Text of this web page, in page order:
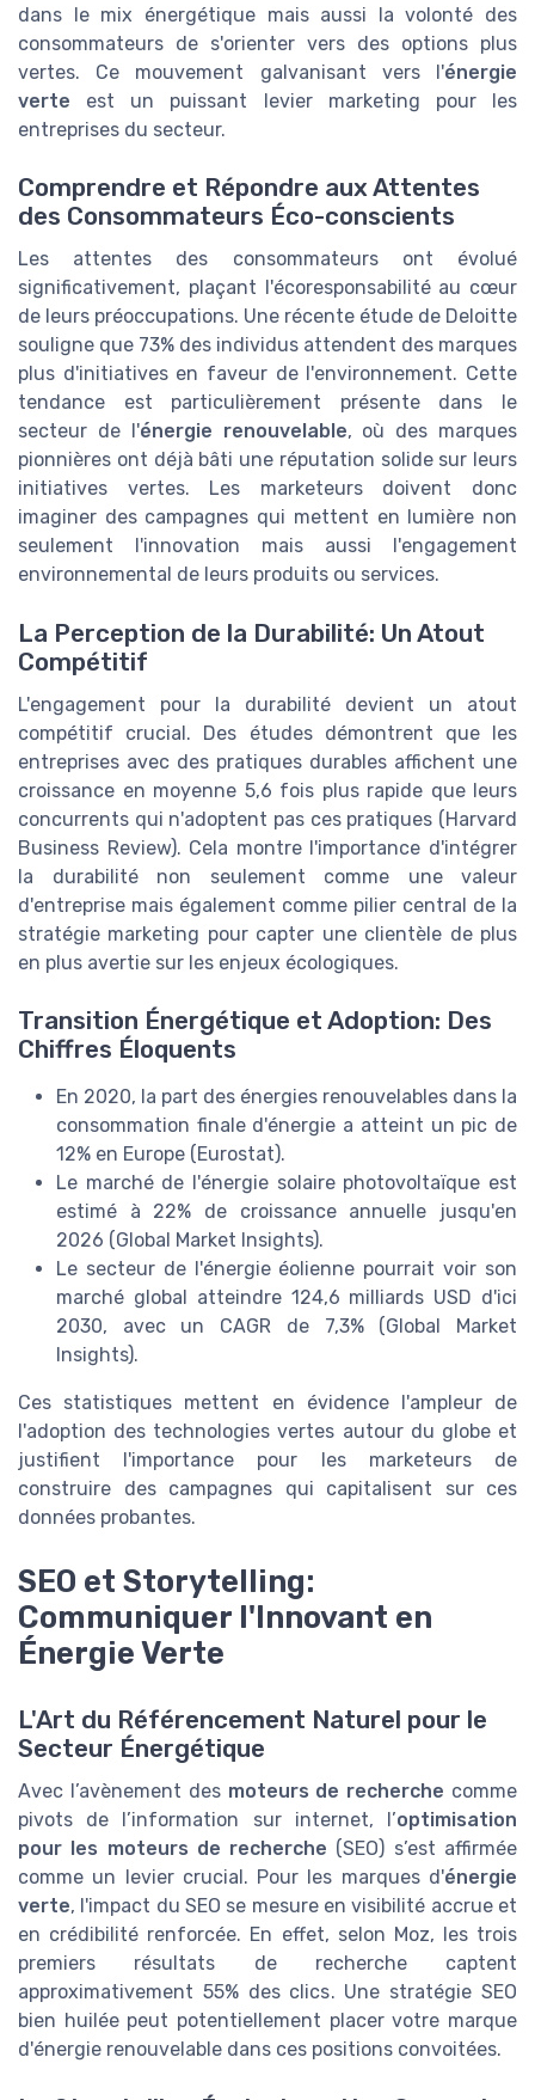
dans le mix énergétique mais aussi la volonté des
consommateurs de s'orienter vers des options plus
vertes. Ce mouvement galvanisant vers l'énergie
verte est un puissant levier marketing pour les
entreprises du secteur.
Comprendre et Répondre aux Attentes
des Consommateurs Éco-conscients
Les attentes des consommateurs ont évolué
significativement, plaçant l'écoresponsabilité au cœur
de leurs préoccupations. Une récente étude de Deloitte
souligne que 73% des individus attendent des marques
plus d'initiatives en faveur de l'environnement. Cette
tendance est particulièrement présente dans le
secteur de l'énergie renouvelable, où des marques
pionnières ont déjà bâti une réputation solide sur leurs
initiatives vertes. Les marketeurs doivent donc
imaginer des campagnes qui mettent en lumière non
seulement l'innovation mais aussi l'engagement
environnemental de leurs produits ou services.
La Perception de la Durabilité: Un Atout
Compétitif
L'engagement pour la durabilité devient un atout
compétitif crucial. Des études démontrent que les
entreprises avec des pratiques durables affichent une
croissance en moyenne 5,6 fois plus rapide que leurs
concurrents qui n'adoptent pas ces pratiques (Harvard
Business Review). Cela montre l'importance d'intégrer
la durabilité non seulement comme une valeur
d'entreprise mais également comme pilier central de la
stratégie marketing pour capter une clientèle de plus
en plus avertie sur les enjeux écologiques.
Transition Énergétique et Adoption: Des
Chiffres Éloquents
En 2020, la part des énergies renouvelables dans la
consommation finale d'énergie a atteint un pic de
12% en Europe (Eurostat).
Le marché de l'énergie solaire photovoltaïque est
estimé à 22% de croissance annuelle jusqu'en
2026 (Global Market Insights).
Le secteur de l'énergie éolienne pourrait voir son
marché global atteindre 124,6 milliards USD d'ici
2030, avec un CAGR de 7,3% (Global Market
Insights).
Ces statistiques mettent en évidence l'ampleur de
l'adoption des technologies vertes autour du globe et
justifient l'importance pour les marketeurs de
construire des campagnes qui capitalisent sur ces
données probantes.
SEO et Storytelling:
Communiquer l'Innovant en
Énergie Verte
L'Art du Référencement Naturel pour le
Secteur Énergétique
Avec l’avènement des moteurs de recherche comme
pivots de l’information sur internet, l’optimisation
pour les moteurs de recherche (SEO) s’est affirmée
comme un levier crucial. Pour les marques d'énergie
verte, l'impact du SEO se mesure en visibilité accrue et
en crédibilité renforcée. En effet, selon Moz, les trois
premiers résultats de recherche captent
approximativement 55% des clics. Une stratégie SEO
bien huilée peut potentiellement placer votre marque
d'énergie renouvelable dans ces positions convoitées.